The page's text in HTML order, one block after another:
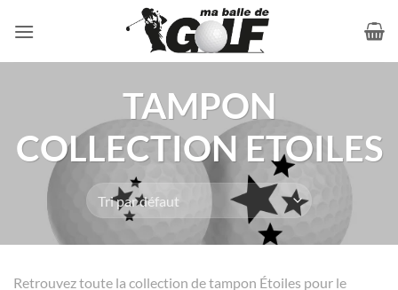
TAMPON
COLLECTION ETOILES
Retrouvez toute la collection de tampon Étoiles pour le